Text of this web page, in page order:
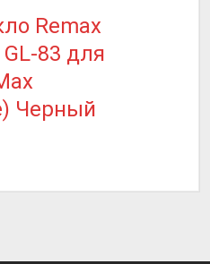
Remax
83 для
Черный